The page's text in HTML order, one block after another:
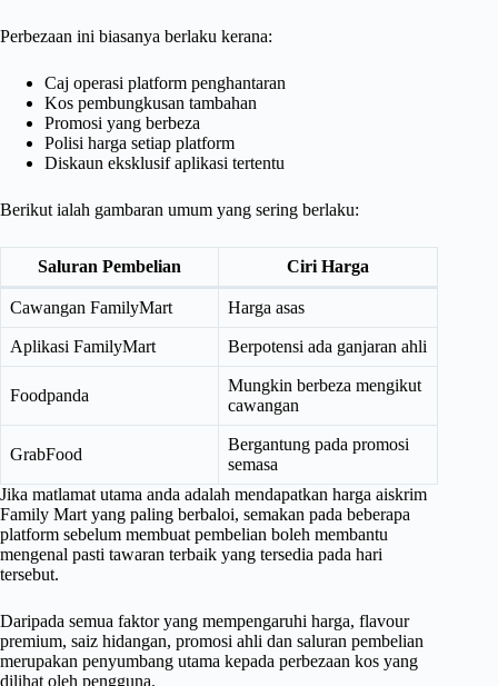
Perbezaan ini biasanya berlaku kerana:
Caj operasi platform penghantaran
Kos pembungkusan tambahan
Promosi yang berbeza
Polisi harga setiap platform
Diskaun eksklusif aplikasi tertentu
Berikut ialah gambaran umum yang sering berlaku:
Saluran Pembelian Ciri Harga
Cawangan FamilyMart Harga asas
Aplikasi FamilyMart Berpotensi ada ganjaran ahli
Foodpanda
Mungkin berbeza mengikut
cawangan
GrabFood
Bergantung pada promosi
semasa
Jika matlamat utama anda adalah mendapatkan harga aiskrim
Family Mart yang paling berbaloi, semakan pada beberapa
platform sebelum membuat pembelian boleh membantu
mengenal pasti tawaran terbaik yang tersedia pada hari
tersebut.
Daripada semua faktor yang mempengaruhi harga, flavour
premium, saiz hidangan, promosi ahli dan saluran pembelian
merupakan penyumbang utama kepada perbezaan kos yang
dilihat oleh pengguna.